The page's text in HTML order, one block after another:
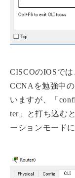
CISCOのIOSで
CCNAを勉強中
いますが、「
ter」と打ち込む
ーションモード